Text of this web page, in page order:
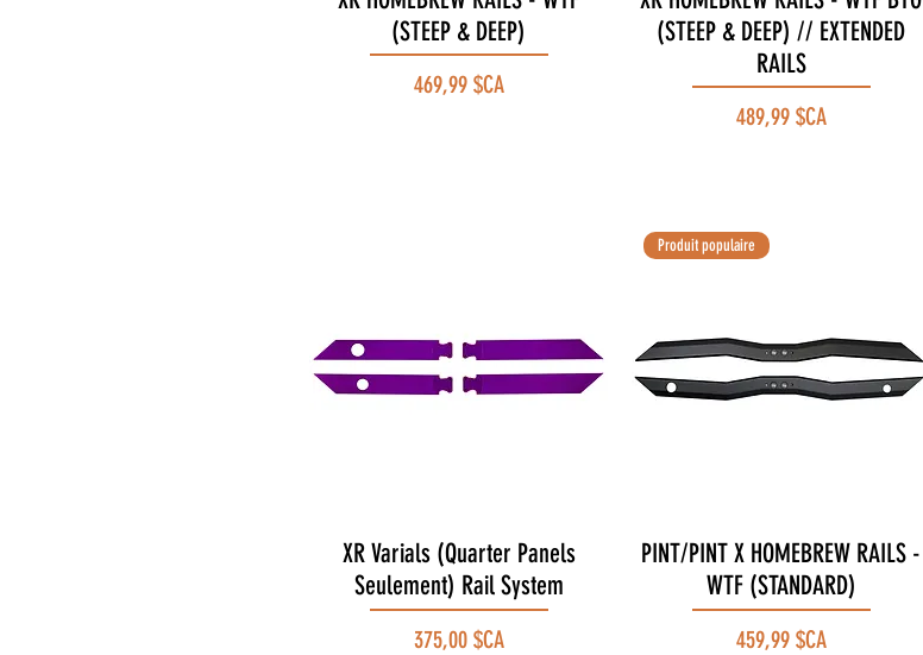
(STEEP & DEEP)
Prix
469,99 $CA
(STEEP & DEEP) // EXTENDED
RAILS
Prix
489,99 $CA
Aperçu rapide
XR Varials (Quarter Panels
Seulement) Rail System
Prix
375,00 $CA
Aperçu rapide
Produit populaire
PINT/PINT X HOMEBREW RAILS -
WTF (STANDARD)
Prix
459,99 $CA